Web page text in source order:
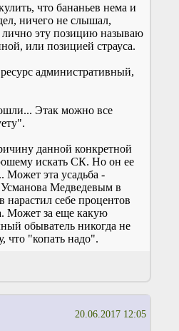
что бананьев нема и
ничего не слышал,
эту позицию называю
или позицией страуса.
ресурс административный,
Этак можно все
данной конкретной
искать СК. Но он ее
Может эта усадьба -
Медведевым в
нарастил себе процентов
Может за еще какую
обыватель никогда не
что "копать надо".
20.06.2017 12:05